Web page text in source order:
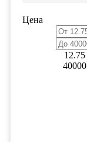
Цена
12.75
40000